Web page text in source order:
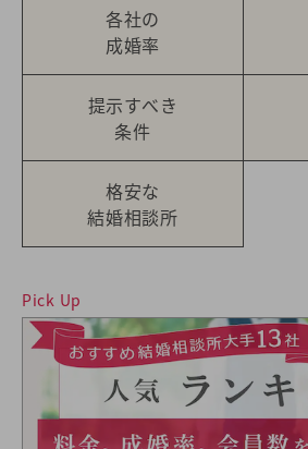
各社の
成婚率
提示すべき
条件
格安な
結婚相談所
Pick Up